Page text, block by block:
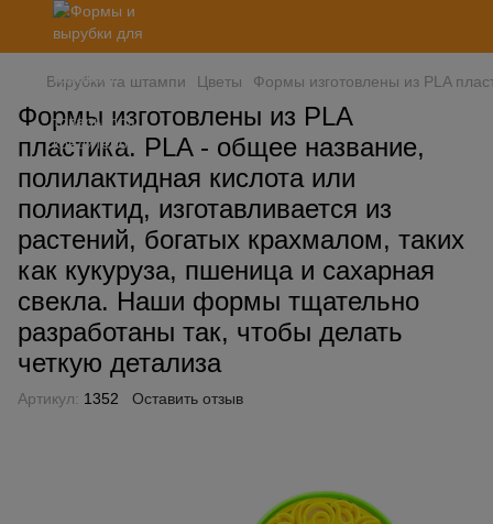
Вирубки та штампи Цветы Формы изготовлены из PLA
Формы изготовлены из PLA
пластика. PLA - общее название,
полилактидная кислота или
полиактид, изготавливается из
растений, богатых крахмалом, таких
как кукуруза, пшеница и сахарная
свекла. Наши формы тщательно
разработаны так, чтобы делать
четкую детализа
Артикул: 1352 Оставить отзыв